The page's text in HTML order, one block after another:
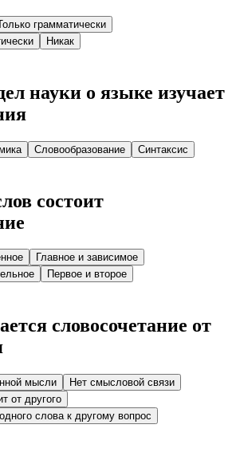
грамматически
Никак
науки о языке изучает
Словообразование
Синтаксис
состоит
Главное и зависимое
Первое и второе
словосочетание от
мысли
Нет смысловой связи
от другого
слова к другому вопрос